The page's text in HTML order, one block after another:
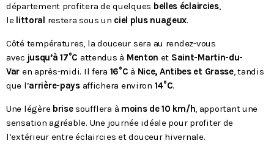
département profitera de quelques belles éclaircies,
le littoral restera sous un ciel plus nuageux.
Côté températures, la douceur sera au rendez-vous
avec jusqu’à 17°C attendus à Menton et Saint-Martin-du-
Var en après-midi. Il fera 16°C à Nice, Antibes et Grasse, tandis
que l’arrière-paysaffichera environ 14°C.
Une légère brisesoufflera à moins de 10 km/h, apportant une
sensation agréable. Une journée idéale pour profiter de
l’extérieur entre éclaircies et douceur hivernale.